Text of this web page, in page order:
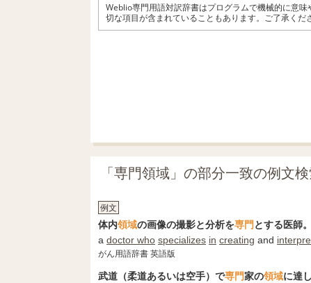
Weblio専門用語対訳辞書はプログラムで機械的に意
切な項目が含まれていることもあります。ご了承くだ
「専門領域」の部分一致の例文
例文
体内領域の画像の撮影と分析を専門とする医師。
a doctor who specializes in creating and
がん用語辞書 英語版
武道（柔道あるいは空手）で専門家の領域に達